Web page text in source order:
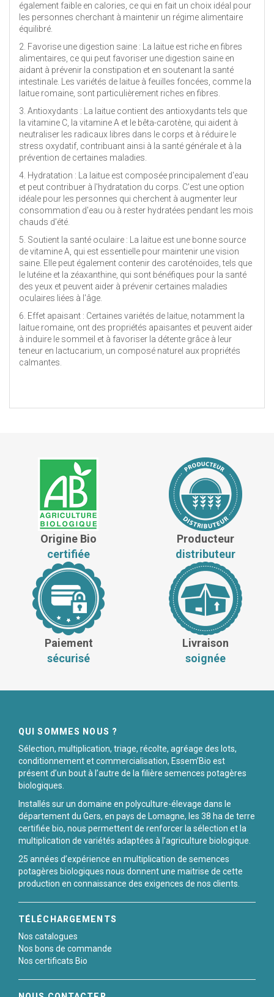
également faible en calories, ce qui en fait un choix idéal pour
les personnes cherchant à maintenir un régime alimentaire
équilibré.
2. Favorise une digestion saine : La laitue est riche en fibres
alimentaires, ce qui peut favoriser une digestion saine en
aidant à prévenir la constipation et en soutenant la santé
intestinale. Les variétés de laitue à feuilles foncées, comme la
laitue romaine, sont particulièrement riches en fibres.
3. Antioxydants : La laitue contient des antioxydants tels que
la vitamine C, la vitamine A et le bêta-carotène, qui aident à
neutraliser les radicaux libres dans le corps et à réduire le
stress oxydatif, contribuant ainsi à la santé générale et à la
prévention de certaines maladies.
4. Hydratation : La laitue est composée principalement d'eau
et peut contribuer à l'hydratation du corps. C'est une option
idéale pour les personnes qui cherchent à augmenter leur
consommation d'eau ou à rester hydratées pendant les mois
chauds d'été.
5. Soutient la santé oculaire : La laitue est une bonne source
de vitamine A, qui est essentielle pour maintenir une vision
saine. Elle peut également contenir des caroténoïdes, tels que
le lutéine et la zéaxanthine, qui sont bénéfiques pour la santé
des yeux et peuvent aider à prévenir certaines maladies
oculaires liées à l'âge.
6. Effet apaisant : Certaines variétés de laitue, notamment la
laitue romaine, ont des propriétés apaisantes et peuvent aider
à induire le sommeil et à favoriser la détente grâce à leur
teneur en lactucarium, un composé naturel aux propriétés
calmantes.
Origine Bio
certifiée
Producteur
distributeur
Paiement
sécurisé
Livraison
soignée
QUI SOMMES NOUS ?
Sélection, multiplication, triage, récolte, agréage des lots,
conditionnement et commercialisation, Essem’Bio est
présent d’un bout à l’autre de la filière semences potagères
biologiques.
Installés sur un domaine en polyculture-élevage dans le
département du Gers, en pays de Lomagne, les 38 ha de terre
certifiée bio, nous permettent de renforcer la sélection et la
multiplication de variétés adaptées à l’agriculture biologique.
25 années d’expérience en multiplication de semences
potagères biologiques nous donnent une maitrise de cette
production en connaissance des exigences de nos clients.
TÉLÉCHARGEMENTS
Nos catalogues
Nos bons de commande
Nos certificats Bio